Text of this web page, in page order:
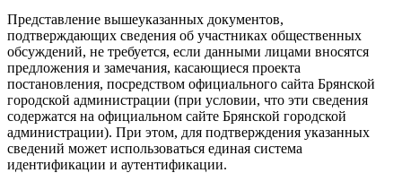
Представление вышеуказанных документов,
подтверждающих сведения об участниках общественных
обсуждений, не требуется, если данными лицами вносятся
предложения и замечания, касающиеся проекта
постановления, посредством официального сайта Брянской
городской администрации (при условии, что эти сведения
содержатся на официальном сайте Брянской городской
администрации). При этом, для подтверждения указанных
сведений может использоваться единая система
идентификации и аутентификации.